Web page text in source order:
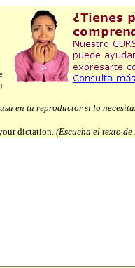
en tu reproductor si lo
dictation. (Escucha el texto